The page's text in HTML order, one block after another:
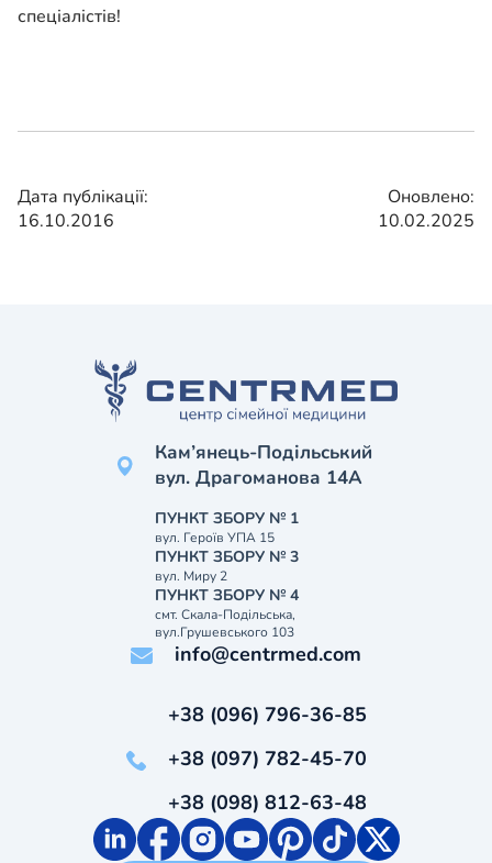
спеціалістів!
Дата публікації:
16.10.2016
Оновлено:
10.02.2025
Кам’янець-Подільський
вул. Драгоманова 14А
ПУНКТ ЗБОРУ № 1
вул. Героїв УПА 15
ПУНКТ ЗБОРУ № 3
вул. Миру 2
ПУНКТ ЗБОРУ № 4
смт. Скала-Подільська,
вул.Грушевського 103
info@centrmed.com
+38 (096) 796-36-85
+38 (097) 782-45-70
+38 (098) 812-63-48